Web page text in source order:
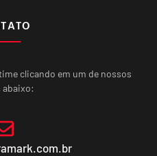
clicando em um de nossos
abaixo: